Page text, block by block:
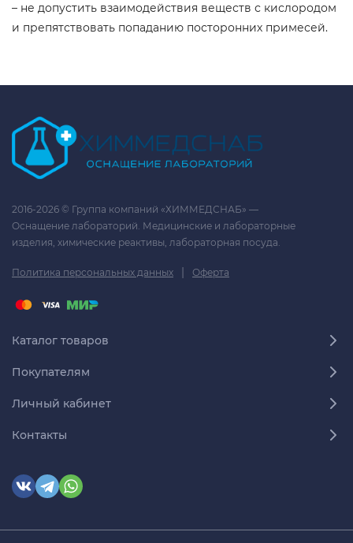
– не допустить взаимодействия веществ с кислородом
и препятствовать попаданию посторонних примесей.
2016-2026 © Группа компаний «ХИММЕДСНАБ» —
Оснащение лабораторий. Медицинские и лабораторные
изделия, химические реактивы, лабораторная посуда.
Политика персональных данных | Оферта
Каталог товаров
Покупателям
Личный кабинет
Контакты